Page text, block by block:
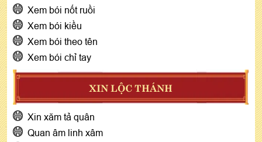
Xem bói nốt ruồi
Xem bói kiều
Xem bói theo tên
Xem bói chỉ tay
XIN LỘC THÁNH
Xin xăm tả quân
Quan âm linh xâm